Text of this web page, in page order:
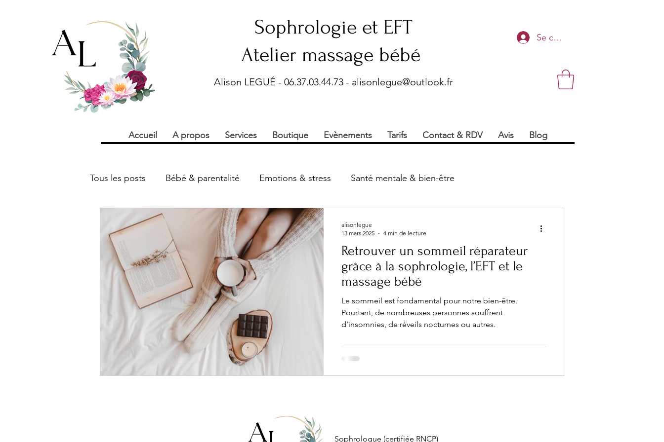
Se connecter
Sophrologie et EFT
Atelier massage bébé
Alison LEGUÉ - 06.37.03.44.73 - alisonlegue@outlook.fr
Accueil A propos Services Boutique Evènements Tarifs Contact & RDV Avis Blog
Tous les posts Bébé & parentalité Emotions & stress Santé mentale & bien-être
Addiction & dépendance
Retrouver un sommeil réparateur
grâce à la sophrologie, l’EFT et le
massage bébé
Le sommeil est fondamental pour notre bien-être.
Pourtant, de nombreuses personnes souffrent
d’insomnies, de réveils nocturnes ou autres.
alisonlegue
13 mars 2025
4 min de lecture
Sophrologue (certifiée RNCP)